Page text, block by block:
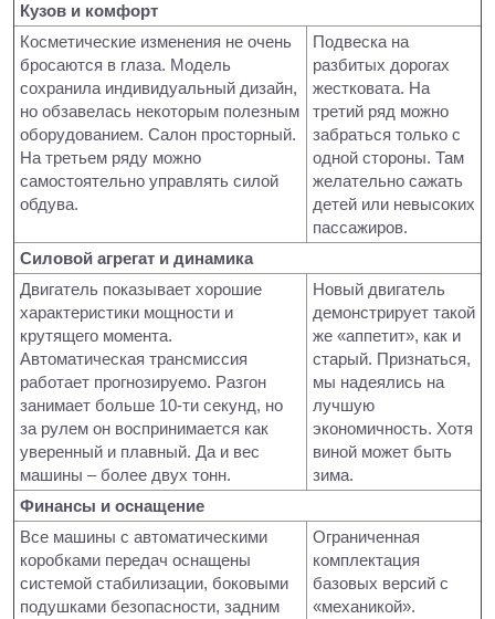
Кузов и комфорт
Косметические изменения не очень
бросаются в глаза. Модель
сохранила индивидуальный дизайн,
но обзавелась некоторым полезным
оборудованием. Салон просторный.
На третьем ряду можно
самостоятельно управлять силой
обдува.
Подвеска на
разбитых дорогах
жестковата. На
третий ряд можно
забраться только с
одной стороны. Там
желательно сажать
детей или невысоких
пассажиров.
Силовой агрегат и динамика
Двигатель показывает хорошие
характеристики мощности и
крутящего момента.
Автоматическая трансмиссия
работает прогнозируемо. Разгон
занимает больше 10-ти секунд, но
за рулем он воспринимается как
уверенный и плавный. Да и вес
машины – более двух тонн.
Новый двигатель
демонстрирует такой
же «аппетит», как и
старый. Признаться,
мы надеялись на
лучшую
экономичность. Хотя
виной может быть
зима.
Финансы и оснащение
Все машины с автоматическими
коробками передач оснащены
системой стабилизации, боковыми
подушками безопасности, задним
Ограниченная
комплектация
базовых версий с
«механикой».